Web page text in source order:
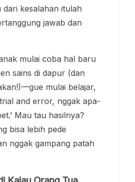
kesalahan itulah
jawab dan
mulai coba hal baru
sains di dapur (dan
mulai belajar,
and error, nggak apa-
Mau tau hasilnya?
bisa lebih pede
nggak gampang patah